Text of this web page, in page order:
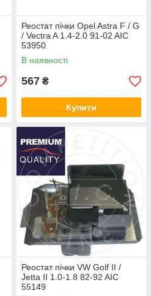
Реостат пічки Opel Astra F / G
/ Vectra A 1.4-2.0 91-02 AIC
53950
В наявності
567 ₴
Купити
Реостат пічки VW Golf II /
Jetta II 1.0-1.8 82-92 AIC
55149